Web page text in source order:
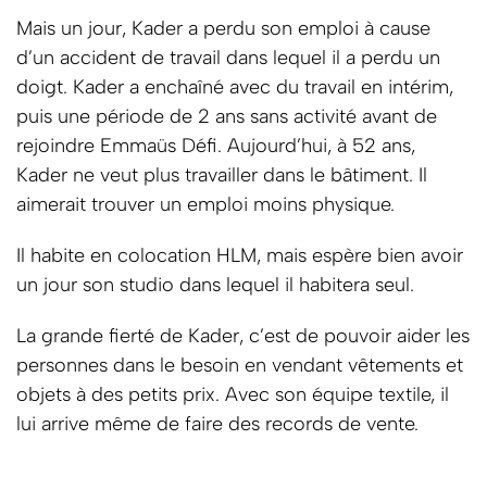
Mais un jour, Kader a perdu son emploi à cause
d’un accident de travail dans lequel il a perdu un
doigt. Kader a enchaîné avec du travail en intérim,
puis une période de 2 ans sans activité avant de
rejoindre Emmaüs Défi. Aujourd’hui, à 52 ans,
Kader ne veut plus travailler dans le bâtiment. Il
aimerait trouver un emploi moins physique.
Il habite en colocation HLM, mais espère bien avoir
un jour son studio dans lequel il habitera seul.
La grande fierté de Kader, c’est de pouvoir aider les
personnes dans le besoin en vendant vêtements et
objets à des petits prix. Avec son équipe textile, il
lui arrive même de faire des records de vente.